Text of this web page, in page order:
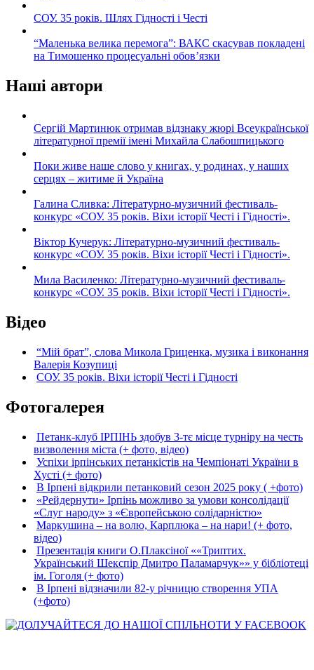
СОУ. 35 років. Шлях Гідності і Честі
“Маленька велика перемога”: ВАКС скасував покладені
на Тимошенко процесуальні обов’язки
Наші автори
Сергій Мартинюк отримав відзнаку жюрі Всеукраїнської
літературної премії імені Михайла Слабошпицького
Поки живе наше слово у книгах, у родинах, у наших
серцях – житиме й Україна
Галина Сливка: Літературно-музичний фестиваль-
конкурс «СОУ. 35 років. Віхи історії Честі і Гідності».
Віктор Кучерук: Літературно-музичний фестиваль-
конкурс «СОУ. 35 років. Віхи історії Честі і Гідності».
Мила Василенко: Літературно-музичний фестиваль-
конкурс «СОУ. 35 років. Віхи історії Честі і Гідності».
Відео
“Мій брат”, слова Микола Гриценка, музика і виконання
Валерія Козупиці
СОУ. 35 років. Віхи історії Честі і Гідності
Фотогалерея
Петанк-клуб ІРПІНЬ здобув 3-тє місце турніру на честь
визволення міста (+ фото, відео)
Успіхи ірпінських петанкістів на Чемпіонаті України в
Хусті (+ фото)
В Ірпені відкрили петанковий сезон 2025 року ( +фото)
«Рейдернути» Ірпінь можливо за умови консолідації
«Слуг народу» з «Європейською солідарністю»
Маркушина – на волю, Карплюка – на нари! (+ фото,
відео)
Презентація книги О.Плаксіної ««Триптих.
Український Шекспір Дмитро Паламарчук»» у бібліотеці
ім. Гоголя (+ фото)
В Ірпені відзначили 82-у річницю створення УПА
(+фото)